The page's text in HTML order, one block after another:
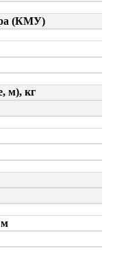
(КМУ)
м), кг
м